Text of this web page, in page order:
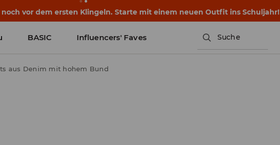
vor dem ersten Klingeln. Starte mit einem neuen Outfit ins Schuljahr!
BASIC Influencers' Faves Suche
aus Denim mit hohem Bund